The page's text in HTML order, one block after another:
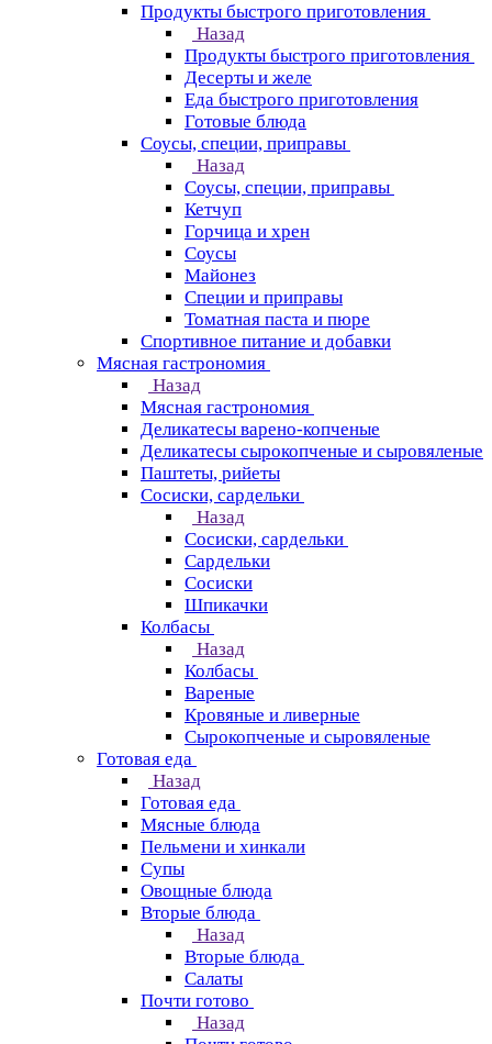
Продукты быстрого приготовления
Назад
Продукты быстрого приготовления
Десерты и желе
Еда быстрого приготовления
Готовые блюда
Соусы, специи, приправы
Назад
Соусы, специи, приправы
Кетчуп
Горчица и хрен
Соусы
Майонез
Специи и приправы
Томатная паста и пюре
Спортивное питание и добавки
Мясная гастрономия
Назад
Мясная гастрономия
Деликатесы варено-копченые
Деликатесы сырокопченые и сыровяленые
Паштеты, рийеты
Сосиски, сардельки
Назад
Сосиски, сардельки
Сардельки
Сосиски
Шпикачки
Колбасы
Назад
Колбасы
Вареные
Кровяные и ливерные
Сырокопченые и сыровяленые
Готовая еда
Назад
Готовая еда
Мясные блюда
Пельмени и хинкали
Супы
Овощные блюда
Вторые блюда
Назад
Вторые блюда
Салаты
Почти готово
Назад